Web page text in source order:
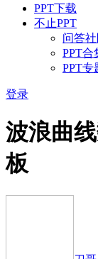
PPT下载
不止PPT
问答
PPT合
PPT专
登录
波浪曲
板